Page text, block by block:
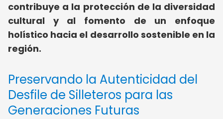
contribuye a la protección de la diversidad
cultural y al fomento de un enfoque
holístico hacia el desarrollo sostenible en la
región.
Preservando la Autenticidad del
Desfile de Silleteros para las
Generaciones Futuras